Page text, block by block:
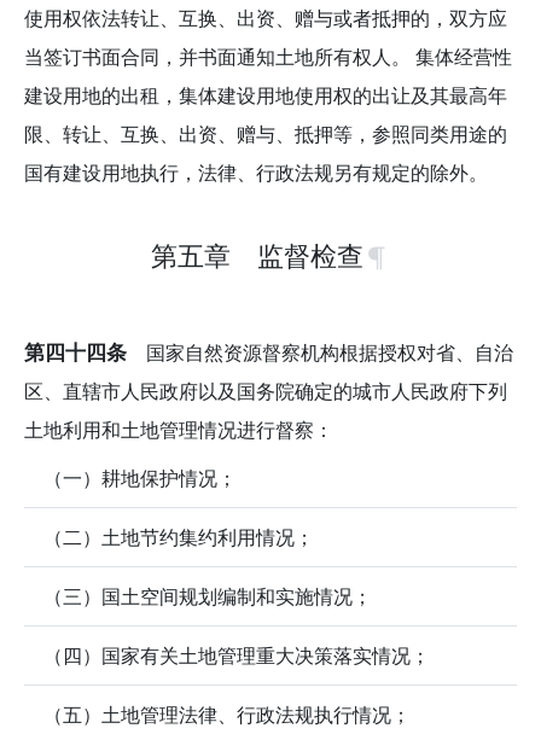
使用权依法转让、互换、出资、赠与或者抵押的，双方应
当签订书面合同，并书面通知土地所有权人。 集体经营性
建设用地的出租，集体建设用地使用权的出让及其最高年
限、转让、互换、出资、赠与、抵押等，参照同类用途的
国有建设用地执行，法律、行政法规另有规定的除外。
第五章 监督检查
第四十四条 国家自然资源督察机构根据授权对省、自治
区、直辖市人民政府以及国务院确定的城市人民政府下列
土地利用和土地管理情况进行督察：
（一）耕地保护情况；
（二）土地节约集约利用情况；
（三）国土空间规划编制和实施情况；
（四）国家有关土地管理重大决策落实情况；
（五）土地管理法律、行政法规执行情况；